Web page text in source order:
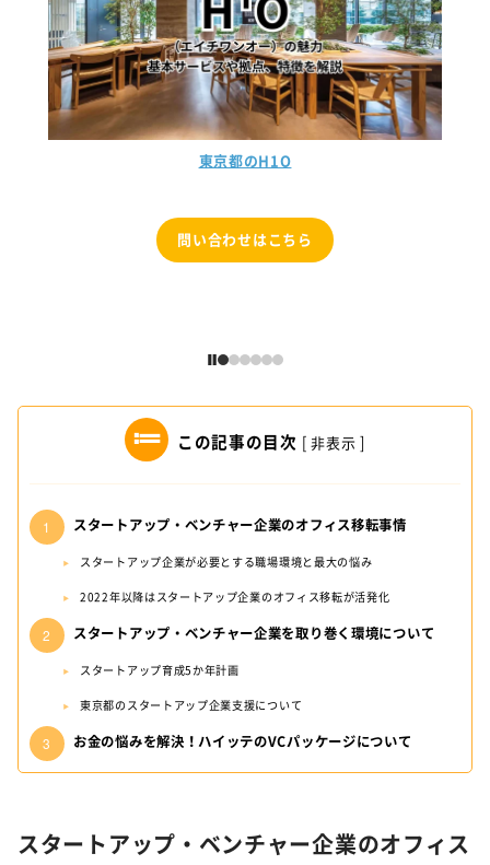
東京都のコンパスオフィス
この記事の目次 [ 非表示 ]
スタートアップ・ベンチャー企業のオフィス移転事情
スタートアップ企業が必要とする職場環境と最大の悩み
2022年以降はスタートアップ企業のオフィス移転が活発化
スタートアップ・ベンチャー企業を取り巻く環境について
スタートアップ育成5か年計画
東京都のスタートアップ企業支援について
お金の悩みを解決！ハイッテのVCパッケージについて
スタートアップ・ベンチャー企業のオフィス